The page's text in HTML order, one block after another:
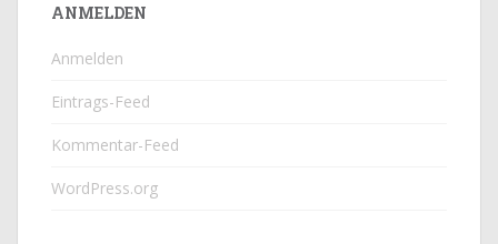
ANMELDEN
Anmelden
Eintrags-Feed
Kommentar-Feed
WordPress.org